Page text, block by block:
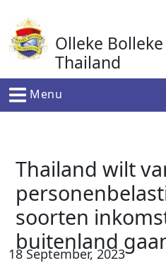
naar
de
inhoud
Olleke
Thailand
In Thailand
Menu
Thailand wilt
soorten
buitenland
18 September, 2023